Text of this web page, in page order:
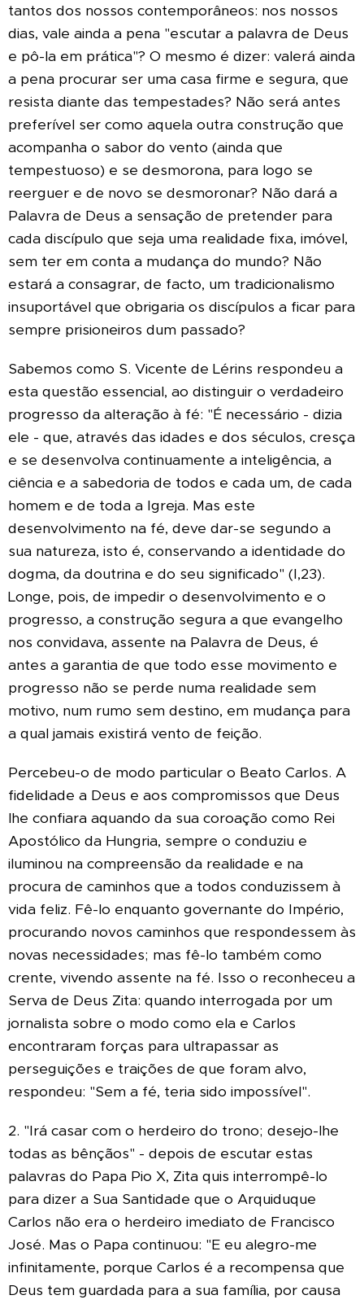
tantos dos nossos contemporâneos: nos nossos
dias, vale ainda a pena "escutar a palavra de Deus
e pô-la em prática"? O mesmo é dizer: valerá ainda
a pena procurar ser uma casa firme e segura, que
resista diante das tempestades? Não será antes
preferível ser como aquela outra construção que
acompanha o sabor do vento (ainda que
tempestuoso) e se desmorona, para logo se
reerguer e de novo se desmoronar? Não dará a
Palavra de Deus a sensação de pretender para
cada discípulo que seja uma realidade fixa, imóvel,
sem ter em conta a mudança do mundo? Não
estará a consagrar, de facto, um tradicionalismo
insuportável que obrigaria os discípulos a ficar para
sempre prisioneiros dum passado?
Sabemos como S. Vicente de Lérins respondeu a
esta questão essencial, ao distinguir o verdadeiro
progresso da alteração à fé: "É necessário - dizia
ele - que, através das idades e dos séculos, cresça
e se desenvolva continuamente a inteligência, a
ciência e a sabedoria de todos e cada um, de cada
homem e de toda a Igreja. Mas este
desenvolvimento na fé, deve dar-se segundo a
sua natureza, isto é, conservando a identidade do
dogma, da doutrina e do seu significado" (I,23).
Longe, pois, de impedir o desenvolvimento e o
progresso, a construção segura a que evangelho
nos convidava, assente na Palavra de Deus, é
antes a garantia de que todo esse movimento e
progresso não se perde numa realidade sem
motivo, num rumo sem destino, em mudança para
a qual jamais existirá vento de feição.
Percebeu-o de modo particular o Beato Carlos. A
fidelidade a Deus e aos compromissos que Deus
lhe confiara aquando da sua coroação como Rei
Apostólico da Hungria, sempre o conduziu e
iluminou na compreensão da realidade e na
procura de caminhos que a todos conduzissem à
vida feliz. Fê-lo enquanto governante do Império,
procurando novos caminhos que respondessem às
novas necessidades; mas fê-lo também como
crente, vivendo assente na fé. Isso o reconheceu a
Serva de Deus Zita: quando interrogada por um
jornalista sobre o modo como ela e Carlos
encontraram forças para ultrapassar as
perseguições e traições de que foram alvo,
respondeu: "Sem a fé, teria sido impossível".
2. "Irá casar com o herdeiro do trono; desejo-lhe
todas as bênçãos" - depois de escutar estas
palavras do Papa Pio X, Zita quis interrompê-lo
para dizer a Sua Santidade que o Arquiduque
Carlos não era o herdeiro imediato de Francisco
José. Mas o Papa continuou: "E eu alegro-me
infinitamente, porque Carlos é a recompensa que
Deus tem guardada para a sua família, por causa